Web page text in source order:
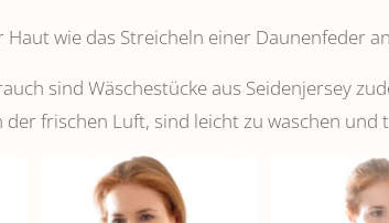
wie das Streicheln einer Daunenfeder
sind Wäschestücke aus Seidenjersey
frischen Luft, sind leicht zu waschen und